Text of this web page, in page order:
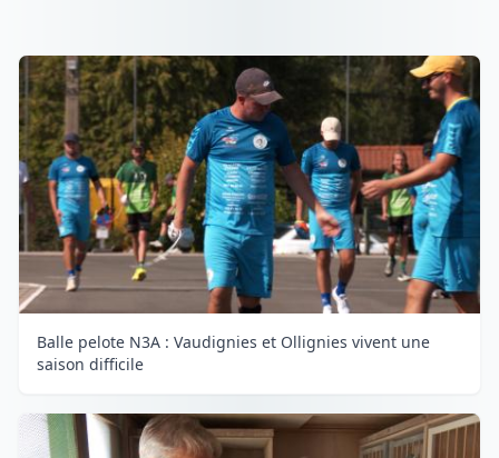
Balle pelote N3A : Vaudignies et Ollignies vivent une
saison difficile